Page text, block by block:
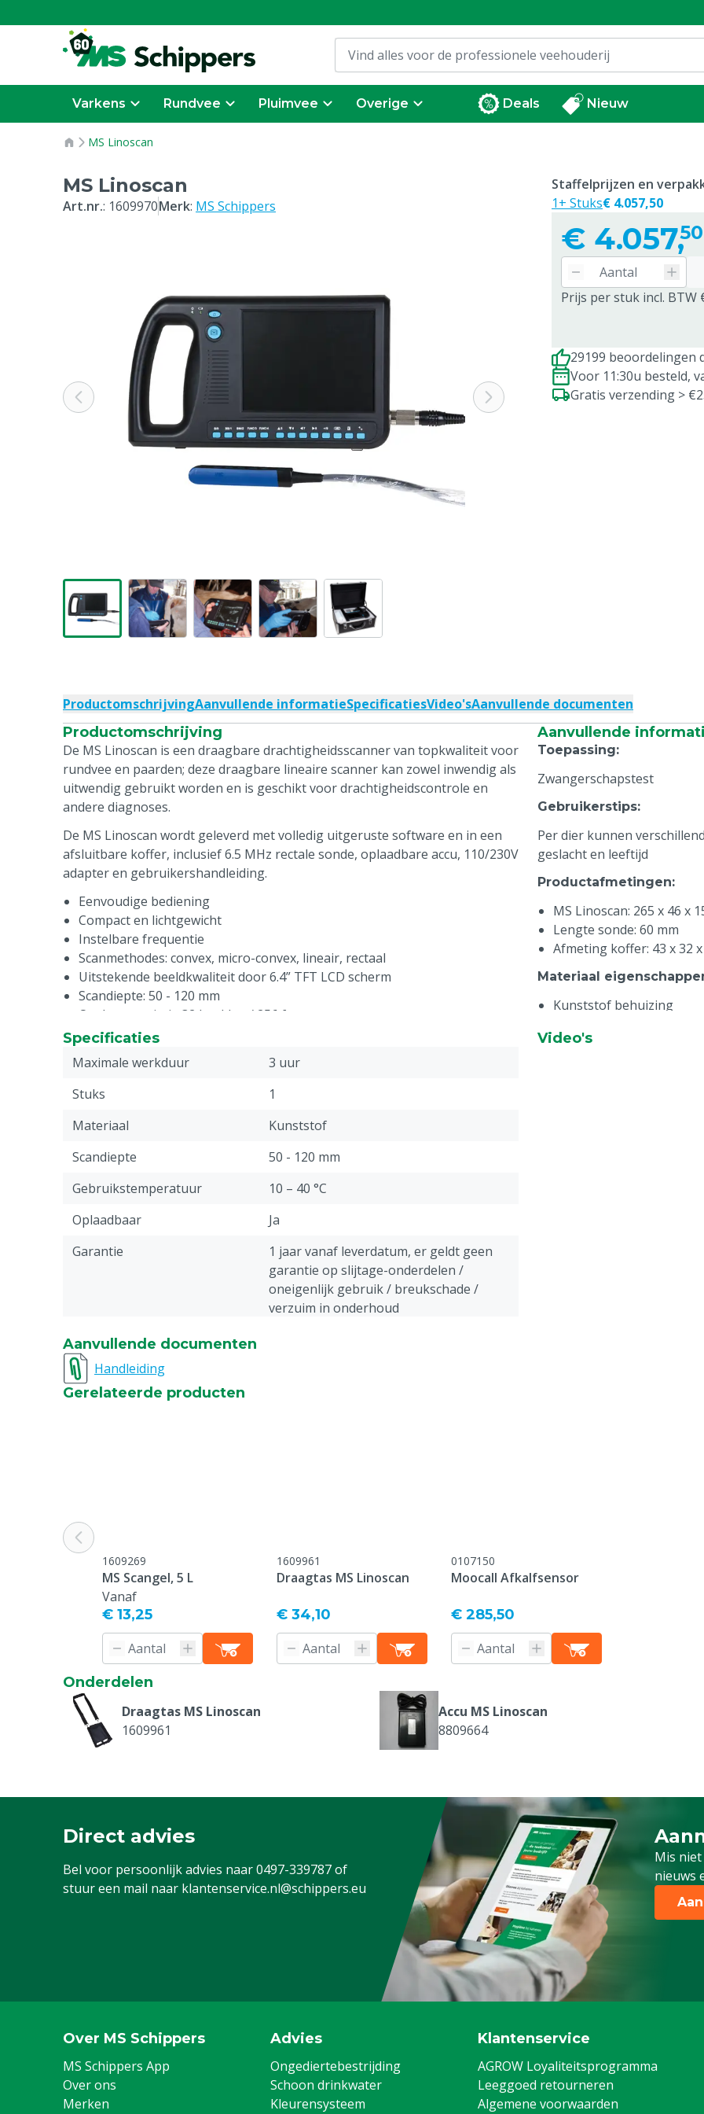
Varkens Rundvee Pluimvee Overige Deals Nieuw
MS Linoscan
MS Linoscan
Art.nr.: 1609970Merk: MS Schippers
€ 4.057,50
Prijs per stuk incl. BTW
Staffelprijzen en
1+ Stuks€ 4.057,50
29199 beoordelingen
Voor 11:30u besteld,
Gratis verzending >
ProductomschrijvingAanvullende informatieSpecificatiesVideo'sAanvullende documenten
Productomschrijving
De MS Linoscan is een draagbare drachtigheidsscanner van topkwaliteit voor
rundvee en paarden; deze draagbare lineaire scanner kan zowel inwendig als
uitwendig gebruikt worden en is geschikt voor drachtigheidscontrole en
andere diagnoses.
De MS Linoscan wordt geleverd met volledig uitgeruste software en in een
afsluitbare koffer, inclusief 6.5 MHz rectale sonde, oplaadbare accu, 110/230V
adapter en gebruikershandleiding.
Eenvoudige bediening
Compact en lichtgewicht
Instelbare frequentie
Scanmethodes: convex, micro-convex, lineair, rectaal
Uitstekende beeldkwaliteit door 6.4” TFT LCD scherm
Scandiepte: 50 - 120 mm
Opslagcapaciteit: 32 beelden / 256 frames
Aanvullende
Toepassing:
Zwangerschapstest
Gebruikerstips:
Per dier kunnen
geslacht en leeftijd
Productafmetingen:
MS Linoscan: 265 x 46 x
Lengte sonde: 60 mm
Afmeting koffer: 43 x 32 x
Materiaal
Kunststof behuizing
Specificaties
Maximale werkduur
3 uur
Stuks
1
Materiaal
Kunststof
Scandiepte
50 - 120 mm
Gebruikstemperatuur
10 – 40 °C
Oplaadbaar
Ja
Garantie
1 jaar vanaf leverdatum, er geldt geen
garantie op slijtage-onderdelen /
oneigenlijk gebruik / breukschade /
verzuim in onderhoud
Documentatie toelichting
Model
inbegrepen
Video's
Aanvullende documenten
Handleiding
Gerelateerde producten
1609269
MS Scangel, 5 L
Vanaf
€ 13,25
1609961
Draagtas MS Linoscan
€ 34,10
0107150
Moocall Afkalfsensor
€ 285,50
Onderdelen
Draagtas MS Linoscan
1609961
Accu MS Linoscan
8809664
Direct advies
Bel voor persoonlijk advies naar0497-339787of
stuur een mail naar klantenservice.nl@schippers.eu
Mis
nieuws
Schrijf
Over MS Schippers
MS Schippers App
Over ons
Merken
Advies
Ongediertebestrijding
Schoon drinkwater
Kleurensysteem
Klantenservice
AGROW Loyaliteitsprogramma
Leeggoed retourneren
Algemene voorwaarden